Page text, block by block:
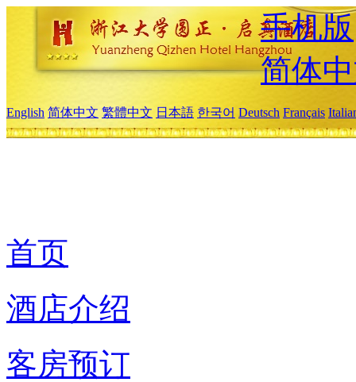
手机版
简体
English 简体中文 繁體中文 日本語 한국어 Deutsch Français
首页
酒店介绍
客房预订